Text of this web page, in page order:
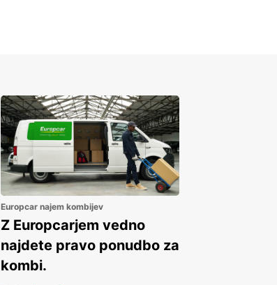
Europcar najem kombijev
Z Europcarjem vedno
najdete pravo ponudbo za
kombi.